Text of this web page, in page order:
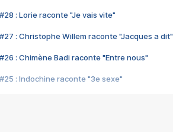
#28 : Lorie raconte "Je vais vite"
#27 : Christophe Willem raconte "Jacques a dit"
#26 : Chimène Badi raconte "Entre nous"
#25 : Indochine raconte "3e sexe"